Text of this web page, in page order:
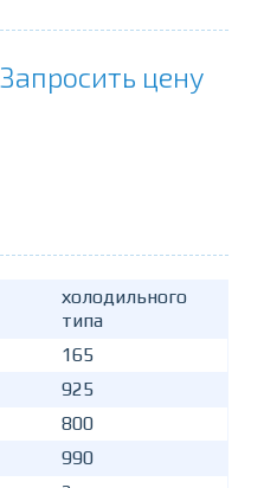
Запросить цену
холодильного
типа
165
925
800
990